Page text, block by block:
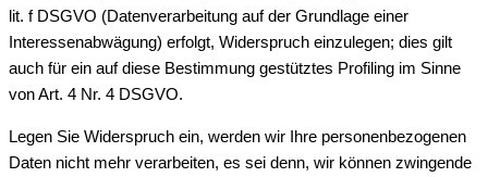
lit. f DSGVO (Datenverarbeitung auf der Grundlage einer
Interessenabwägung) erfolgt, Widerspruch einzulegen; dies gilt
auch für ein auf diese Bestimmung gestütztes Profiling im Sinne
von Art. 4 Nr. 4 DSGVO.
Legen Sie Widerspruch ein, werden wir Ihre personenbezogenen
Daten nicht mehr verarbeiten, es sei denn, wir können zwingende